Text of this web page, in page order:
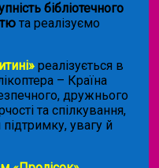
бібліотечного
та реалізуємо
реалізується в
– Країна
дружнього
та спілкування,
увагу й